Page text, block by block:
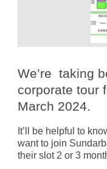
We’re taking
corporate tour
March 2024.
It’ll be helpful to
want to join
their slot 2 or 3